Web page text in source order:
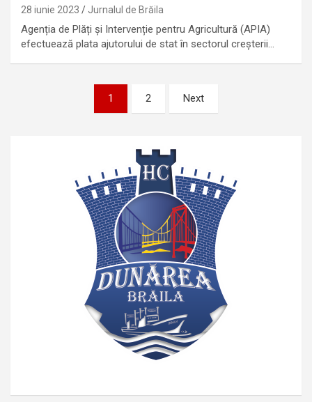
28 iunie 2023 Jurnalul de Brăila
Agenția de Plăți şi Intervenție pentru Agricultură (APIA)
efectuează plata ajutorului de stat în sectorul creșterii…
1 2 Next